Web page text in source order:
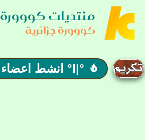
منتديات كووورة
كووورة جزائرية
 °|l° انشط اعضاء منتدى كووورة جزائرية 119 لشهر مارس 2025|l°